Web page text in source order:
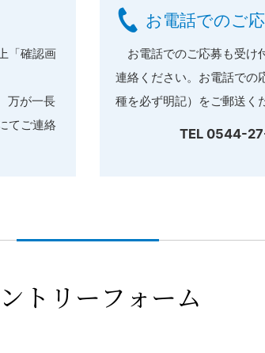
「確認画
万が一長
てご連絡
お電話でのご
お電話でのご応募も受け
連絡ください。お電話での
種を必ず明記）をご郵送く
TEL 0544-
トリーフォーム